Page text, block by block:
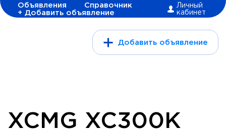
Объявления
Справочник
+ Добавить объявление
Личный
кабинет
Добавить объявление
XCMG XC300K